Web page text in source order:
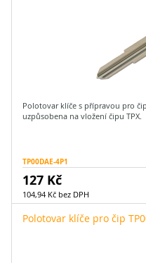
Polotovar klíče s přípravou pro
uzpůsobena na vložení čipu TPX.
TP00DAE-4P1
127 Kč
104,94 Kč bez DPH
Polotovar klíče pro čip